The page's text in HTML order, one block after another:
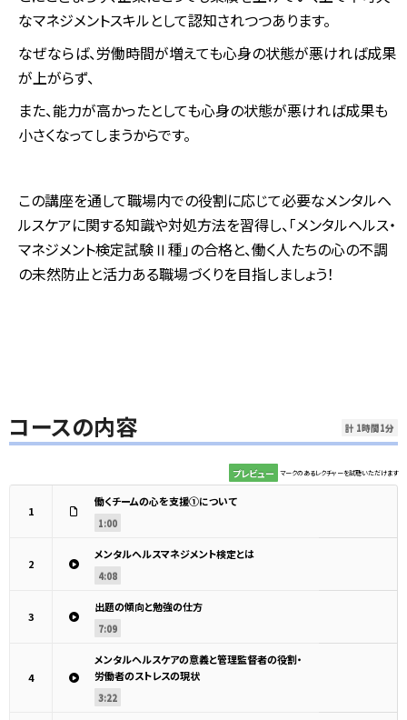
なマネジメントスキルとして認知されつつあります。
なぜならば、労働時間が増えても心身の状態が悪ければ成果
が上がらず、
また、能力が高かったとしても心身の状態が悪ければ成果も
小さくなってしまうからです。
この講座を通して職場内での役割に応じて必要なメンタルヘ
ルスケアに関する知識や対処方法を習得し、「メンタルヘルス・
マネジメント検定試験Ⅱ種」の合格と、働く人たちの心の不調
の未然防止と活力ある職場づくりを目指しましょう！
コースの内容 計 1時間1分
プレビュー マークのあるレクチャーを試聴いただけます
1
働くチームの心を支援①について
1:00
2
メンタルヘルスマネジメント検定とは
4:08
3
出題の傾向と勉強の仕方
7:09
4
メンタルヘルスケアの意義と管理監督者の役割・
労働者のストレスの現状
3:22